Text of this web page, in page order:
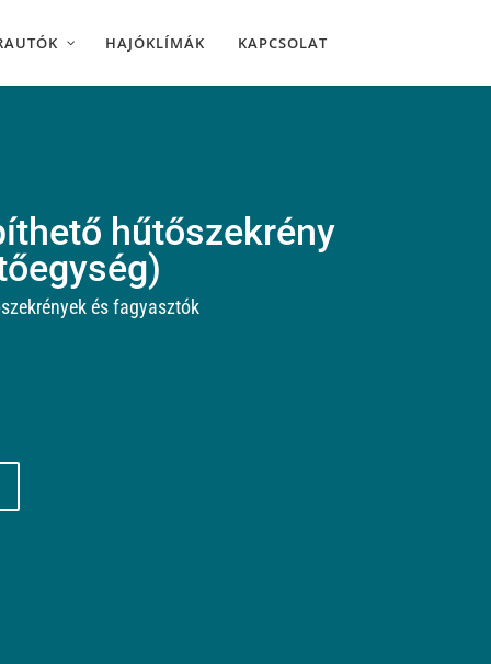
HAJÓKLÍMÁK KAPCSOLAT
hűtőszekrény
és fagyasztók